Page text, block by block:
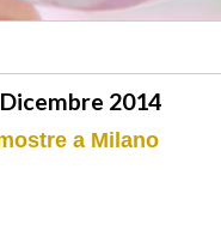
2014
a Milano